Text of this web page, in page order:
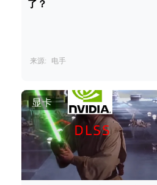
了？
来源: 电手
显卡